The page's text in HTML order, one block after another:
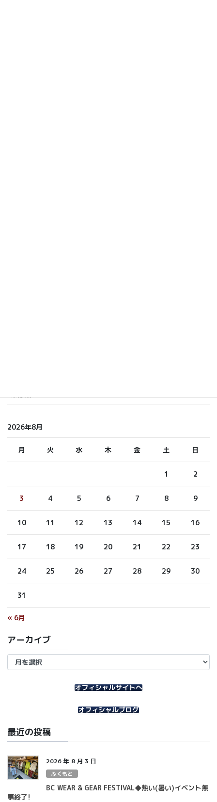
2026年8月
月 火 水 木 金 土 日
1 2
3 4 5 6 7 8 9
10 11 12 13 14 15 16
17 18 19 20 21 22 23
24 25 26 27 28 29 30
31
« 6月
アーカイブ
ア
オフィシャルサイトへ
オフィシャルブログ
最近の投稿
2026 年 8 月 3 日
ふくもと
BC WEAR & GEAR FESTIVAL◆熱い(暑い)イベント無
事終了!